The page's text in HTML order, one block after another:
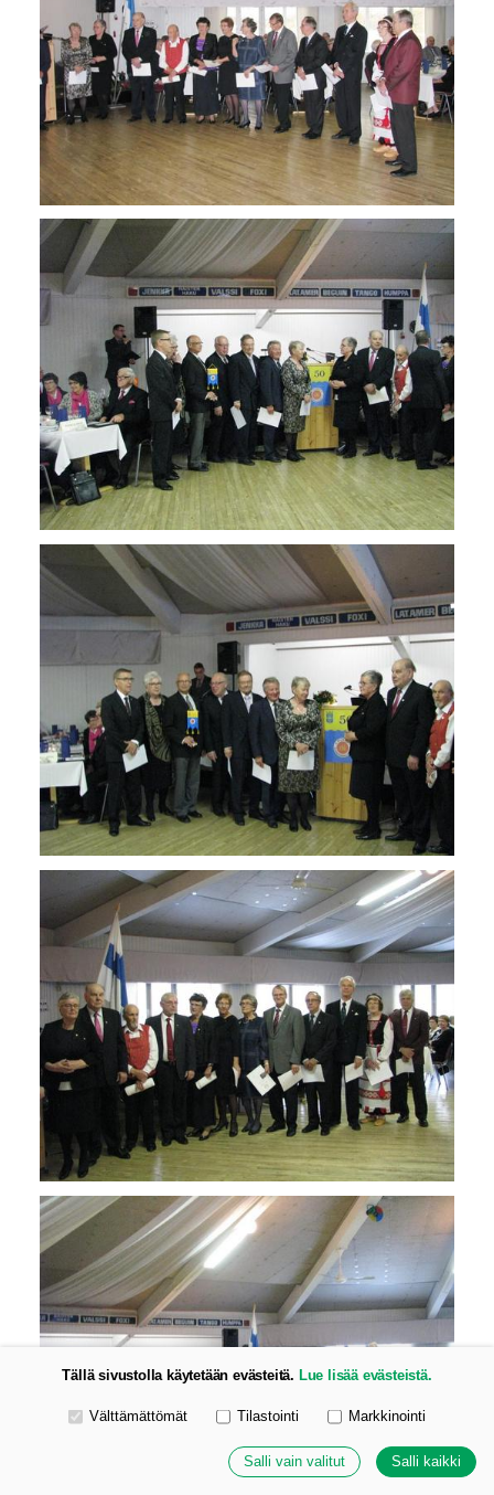
Tällä sivustolla käytetään evästeitä. Lue lisää evästeistä.
Valitse käytettävät evästeet
Välttämättömät Tilastointi Markkinointi
Salli vain valitut Salli kaikki